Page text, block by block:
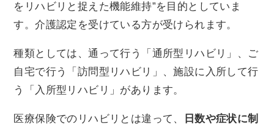
をリハビリと捉えた機能維持”を目的としていま
す。介護認定を受けている方が受けられます。
種類としては、通って行う「通所型リハビリ」、ご
自宅で行う「訪問型リハビリ」、施設に入所して行
う「入所型リハビリ」があります。
医療保険でのリハビリとは違って、
日数や症状に制